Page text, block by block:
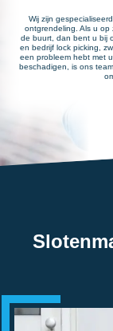
Wij zijn
ontgrendeling. Als u op
de buurt, dan bent u bij
en bedrijf lock picking,
een probleem hebt met
beschadigen, is ons